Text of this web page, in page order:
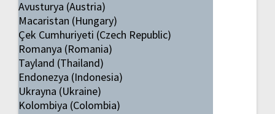
Avusturya (Austria)
Macaristan (Hungary)
Çek Cumhuriyeti (Czech Republic)
Romanya (Romania)
Tayland (Thailand)
Endonezya (Indonesia)
Ukrayna (Ukraine)
Kolombiya (Colombia)